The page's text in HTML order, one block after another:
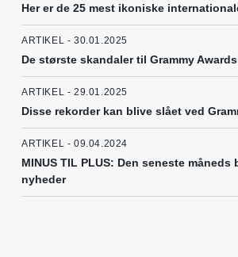
Her er de 25 mest ikoniske
ARTIKEL - 30.01.2025
De største skandaler til Grammy
ARTIKEL - 29.01.2025
Disse rekorder kan blive slået ved
ARTIKEL - 09.04.2024
MINUS TIL PLUS: Den seneste
nyheder